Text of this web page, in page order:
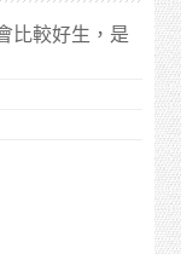
比較好生，是